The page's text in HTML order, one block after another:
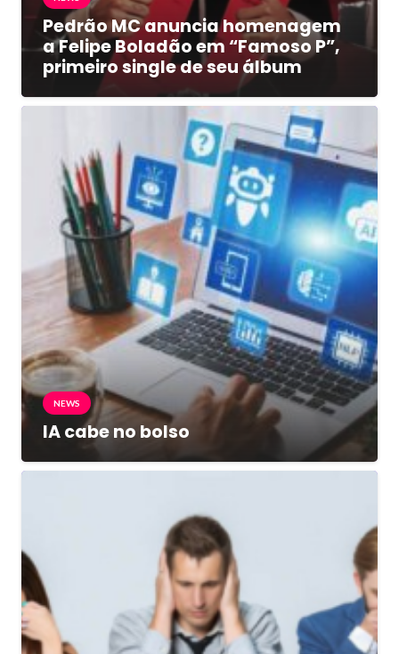
Pedrão MC anuncia homenagem
a Felipe Boladão em “Famoso P”,
primeiro single de seu álbum
NEWS
IA cabe no bolso